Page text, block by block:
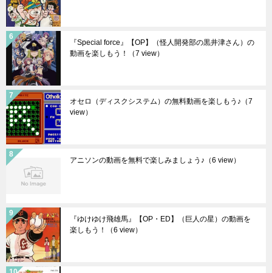
『Special force』【OP】（怪人開発部の黒井津さん）の
動画を楽しもう！
（7 view）
オセロ（ディスクシステム）の無料動画を楽しもう♪ （7
view）
アニソンの動画を無料で楽しみましょう♪ （6 view）
『ゆけゆけ飛雄馬』【OP・ED】（巨人の星）の動画を
楽しもう！
（6 view）